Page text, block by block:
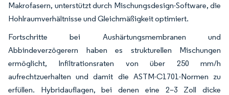
Makrofasern, unterstützt durch Mischungsdesign-Software, die
Hohlraumverhältnisse und Gleichmäßigkeit optimiert.
Fortschritte bei Aushärtungsmembranen und
Abbindeverzögerern haben es strukturellen Mischungen
ermöglicht, Infiltrationsraten von über 250 mm/h
aufrechtzuerhalten und damit die ASTM-C1701-Normen zu
erfüllen. Hybridauflagen, bei denen eine 2–3 Zoll dicke